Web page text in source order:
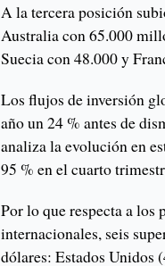
A la tercera posición
Australia con 65.000
Suecia con 48.000 y
Los flujos de inversión
año un 24 % antes de
analiza la evolución en
95 % en el cuarto
Por lo que respecta a los
internacionales, seis
dólares: Estados Unidos